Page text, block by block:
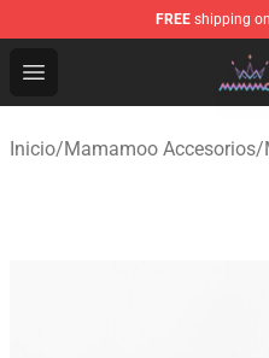
FREE shipping
Open menu
Mamamoo Store -
Inicio/Mamamoo Accesorios/